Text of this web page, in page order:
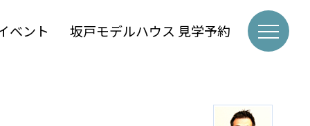
ベント 坂戸モデルハウス 見学予約